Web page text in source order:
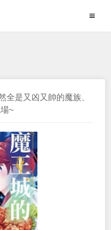
≡
全是又凶又帥的魔族、
~